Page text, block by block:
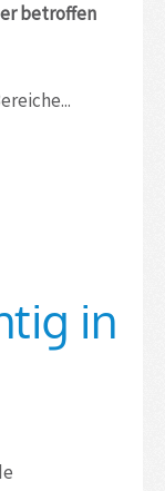
betroffen
in